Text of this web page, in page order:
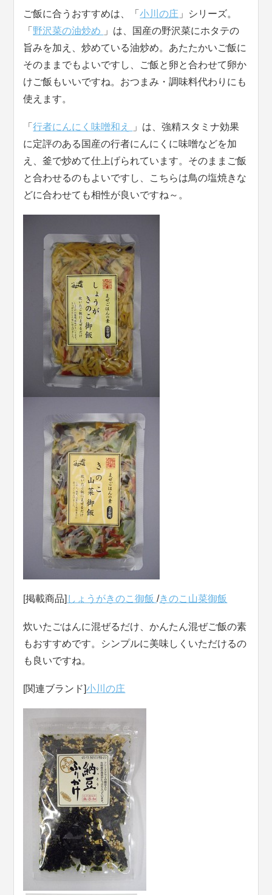
ご飯に合うおすすめは、「小川の庄 」シリーズ。
「 野沢菜の油炒め
」は、国産の野沢菜にホタテの
旨みを加え、炒めている油炒め。あたたかいご飯に
そのままでもよいですし、ご飯と卵と合わせて卵か
けご飯もいいですね。おつまみ・調味料代わりにも
使えます。
「行者にんにく味噌和え
」は、強精スタミナ効果
に定評のある国産の行者にんにくに味噌などを加
え、釜で炒めて仕上げられています。そのままご飯
と合わせるのもよいですし、こちらは鳥の塩焼きな
どに合わせても相性が良いですね～。
[掲載商品] しょうがきのこ御飯/きのこ山菜御飯
炊いたごはんに混ぜるだけ、かんたん混ぜご飯の素
もおすすめです。シンプルに美味しくいただけるの
も良いですね。
[関連ブランド]小川の庄